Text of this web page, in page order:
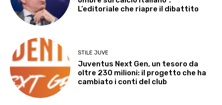
L’editoriale che riapre il dibattito
STILE JUVE
Juventus Next Gen, un tesoro da
oltre 230 milioni: il progetto che ha
cambiato i conti del club